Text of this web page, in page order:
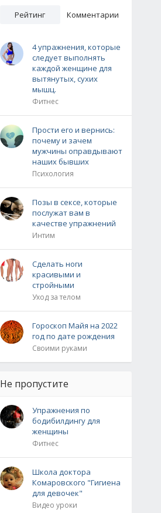
Рейтинг Комментарии
4 упражнения, которые
следует выполнять
каждой женщине для
вытянутых, сухих
мышц.
Фитнес
Прости его и вернись:
почему и зачем
мужчины оправдывают
наших бывших
Психология
Позы в сексе, которые
послужат вам в
качестве упражнений
Интим
Сделать ноги
красивыми и
стройными
Уход за телом
Гороскоп Майя на 2022
год по дате рождения
Своими руками
Не пропустите
Упражнения по
бодибилдингу для
женщины
Фитнес
Школа доктора
Комаровского "Гигиена
для девочек"
Видео уроки